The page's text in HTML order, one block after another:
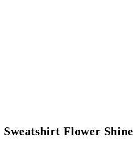
Sweatshirt Flower Shine